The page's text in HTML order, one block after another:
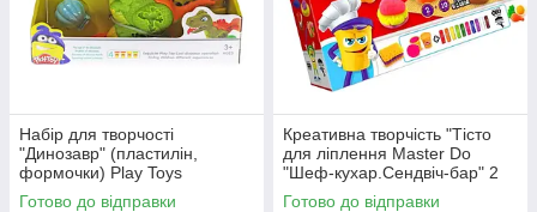
Набір для творчості
"Динозавр" (пластилін,
формочки) Play Toys
(SM8041)
Готово до відправки
Креативна творчість "Тісто
для ліплення Master Do
"Шеф-кухар.Сендвіч-бар" 2
баночки і 10 стіків з тістом.
Готово до відправки